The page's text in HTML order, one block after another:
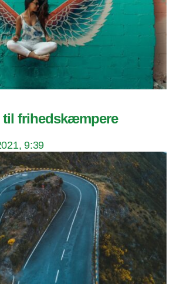
til frihedskæmpere
9:39